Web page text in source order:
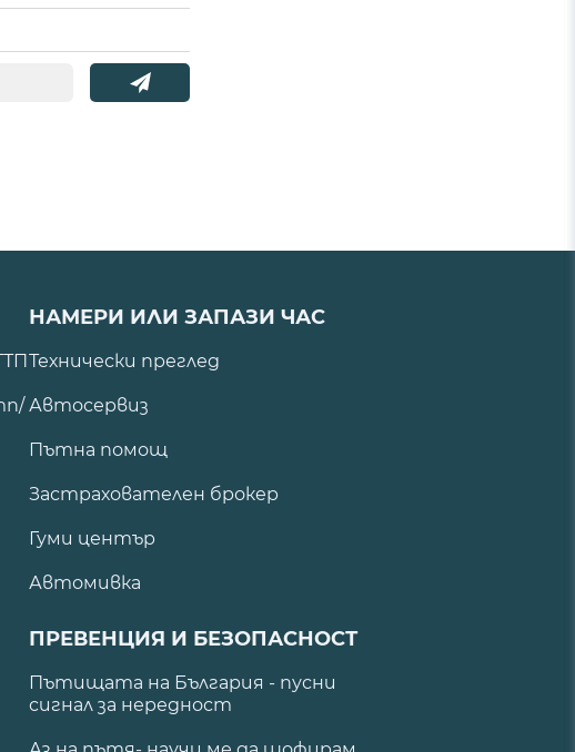
НАМЕРИ ИЛИ ЗАПАЗИ ЧАС
Технически преглед
Автосервиз
Пътна помощ
Застрахователен брокер
Гуми център
Автомивка
ПРЕВЕНЦИЯ И БЕЗОПАСНОСТ
Пътищата на България - пусни
сигнал за нередност